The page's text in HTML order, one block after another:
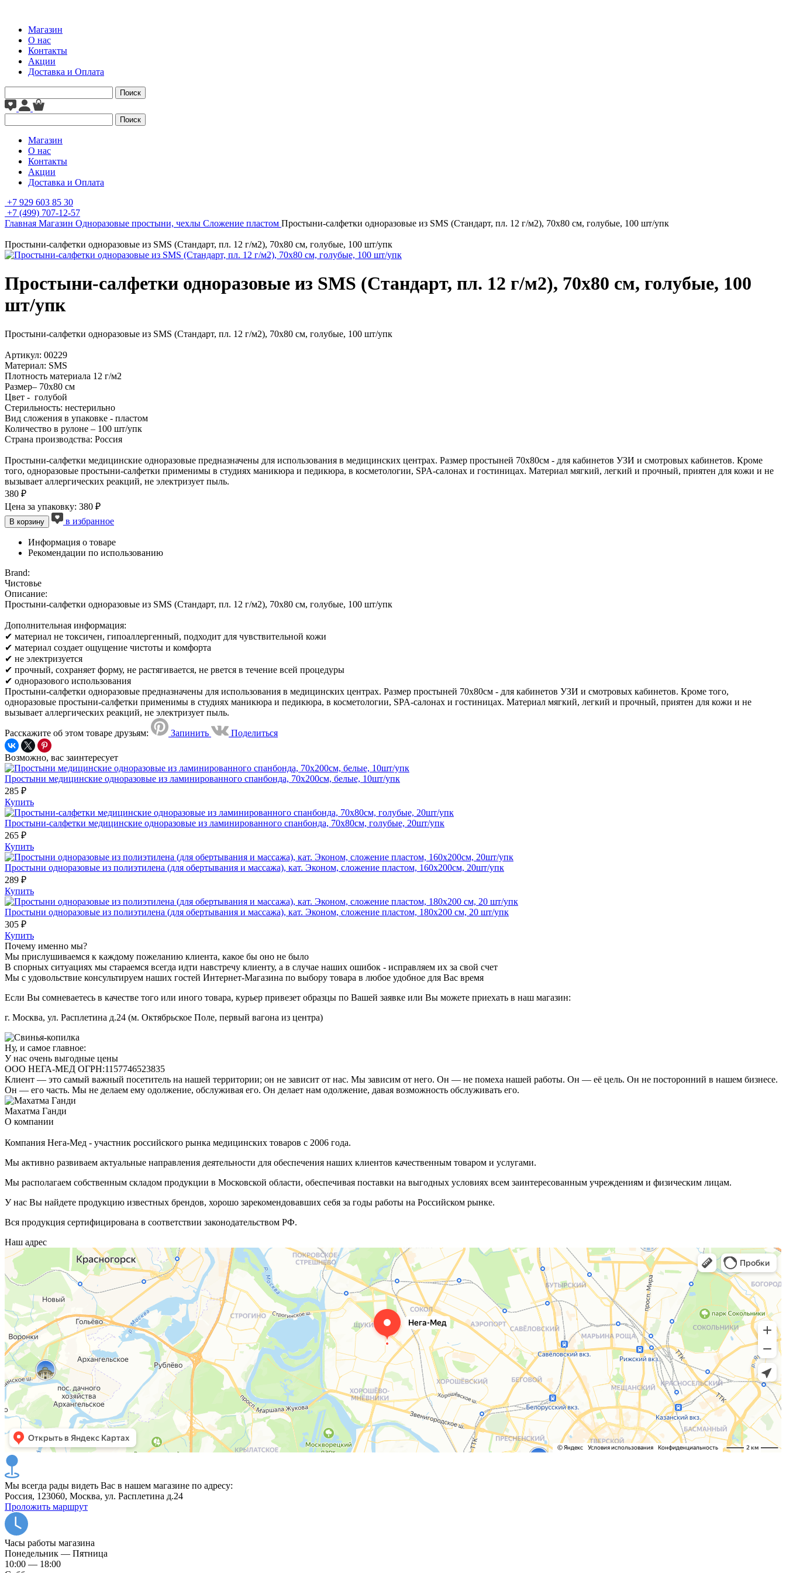
Магазин
О нас
Контакты
Акции
Доставка и Оплата
Поиск
Поиск
Магазин
О нас
Контакты
Акции
Доставка и Оплата
+7 929 603 85 30
+7 (499) 707-12-57
Главная Магазин Одноразовые простыни, чехлы Сложение пластом Простыни-салфетки одноразовые из SMS (Стандарт, пл. 12 г/м2), 70х80 см, голубые, 100 шт/упк
Простыни-салфетки одноразовые из SMS (Стандарт, пл. 12 г/м2), 70х80 см, голубые, 100 шт/упк
Простыни-салфетки одноразовые из SMS (Стандарт, пл. 12 г/м2), 70х80 см, голубые, 100
шт/упк
Простыни-салфетки одноразовые из SMS (Стандарт, пл. 12 г/м2), 70х80 см, голубые, 100 шт/упк
Артикул: 00229
Материал: SMS
Плотность материала 12 г/м2
Размер– 70х80 см
Цвет - голубой
Стерильность: нестерильно
Вид сложения в упаковке - пластом
Количество в рулоне – 100 шт/упк
Страна производства: Россия
Простыни-салфетки медицинские одноразовые предназначены для использования в медицинских центрах. Размер простыней 70х80см - для кабинетов УЗИ и смотровых кабинетов. Кроме
того, одноразовые простыни-салфетки применимы в студиях маникюра и педикюра, в косметологии, SPA-салонах и гостиницах. Материал мягкий, легкий и прочный, приятен для кожи и не
вызывает аллергических реакций, не электризует пыль.
380 ₽
Цена за упаковку: 380 ₽
В корзину в избранное
Информация о товаре
Рекомендации по использованию
Brand:
Чистовье
Описание:
Простыни-салфетки одноразовые из SMS (Стандарт, пл. 12 г/м2), 70х80 см, голубые, 100 шт/упк
Дополнительная информация:
✔ материал не токсичен, гипоаллергенный, подходит для чувствительной кожи
✔ материал создает ощущение чистоты и комфорта
✔ не электризуется
✔ прочный, сохраняет форму, не растягивается, не рвется в течение всей процедуры
✔ одноразового использования
Простыни-салфетки одноразовые предназначены для использования в медицинских центрах. Размер простыней 70х80см - для кабинетов УЗИ и смотровых кабинетов. Кроме того,
одноразовые простыни-салфетки применимы в студиях маникюра и педикюра, в косметологии, SPA-салонах и гостиницах. Материал мягкий, легкий и прочный, приятен для кожи и не
вызывает аллергических реакций, не электризует пыль.
Расскажите об этом товаре друзьям: Запинить Поделиться
Возможно, вас заинтересует
Простыни медицинские одноразовые из ламинированного спанбонда, 70х200см, белые, 10шт/упк
285 ₽
Купить
Простыни-салфетки медицинские одноразовые из ламинированного спанбонда, 70х80см, голубые, 20шт/упк
265 ₽
Купить
Простыни одноразовые из полиэтилена (для обертывания и массажа), кат. Эконом, сложение пластом, 160х200см, 20шт/упк
289 ₽
Купить
Простыни одноразовые из полиэтилена (для обертывания и массажа), кат. Эконом, сложение пластом, 180х200 см, 20 шт/упк
305 ₽
Купить
Почему именно мы?
Мы прислушиваемся к каждому пожеланию клиента, какое бы оно не было
В спорных ситуациях мы стараемся всегда идти навстречу клиенту, а в случае наших ошибок - исправляем их за свой счет
Мы с удовольствие консультируем наших гостей Интернет-Магазина по выбору товара в любое удобное для Вас время
Если Вы сомневаетесь в качестве того или иного товара, курьер привезет образцы по Вашей заявке или Вы можете приехать в наш магазин:
г. Москва, ул. Расплетина д.24 (м. Октябрьское Поле, первый вагона из центра)
Ну, и самое главное:
У нас очень выгодные цены
ООО НЕГА-МЕД ОГРН:1157746523835
Клиент — это самый важный посетитель на нашей территории; он не зависит от нас. Мы зависим от него. Он — не помеха нашей работы. Он — её цель. Он не посторонний в нашем бизнесе.
Он — его часть. Мы не делаем ему одолжение, обслуживая его. Он делает нам одолжение, давая возможность обслуживать его.
Махатма Ганди
О компании
Компания Нега-Мед - участник российского рынка медицинских товаров с 2006 года.
Мы активно развиваем актуальные направления деятельности для обеспечения наших клиентов качественным товаром и услугами.
Мы располагаем собственным складом продукции в Московской области, обеспечивая поставки на выгодных условиях всем заинтересованным учреждениям и физическим лицам.
У нас Вы найдете продукцию известных брендов, хорошо зарекомендовавших себя за годы работы на Российском рынке.
Вся продукция сертифицирована в соответствии законодательством РФ.
Наш адрес
Мы всегда рады видеть Вас в нашем магазине по адресу:
Россия, 123060, Москва, ул. Расплетина д.24
Проложить маршрут
Часы работы магазина
Понедельник — Пятница
10:00 — 18:00